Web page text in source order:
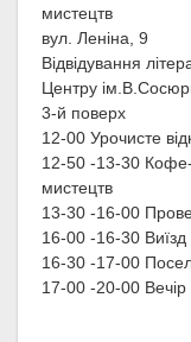
мистецтв
вул. Леніна, 9
Відвідування
Центру
3-й поверх
12-00 Урочисте
12-50 -13-30 Кофе-
мистецтв
13-30 -16-00
16-00 -16-30
16-30 -17-00
17-00 -20-00